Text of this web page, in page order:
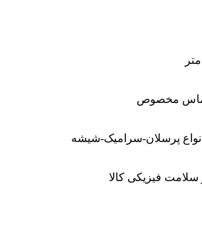
مخصوص
پرسلان-سرامیک-شیشه
سلامت فیزیکی کالا